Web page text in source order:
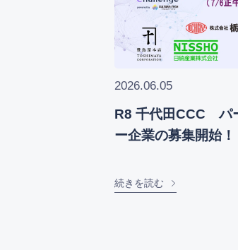
2026.06.05
R8 千代田CCC パ
ー企業の募集開始！
続きを読む